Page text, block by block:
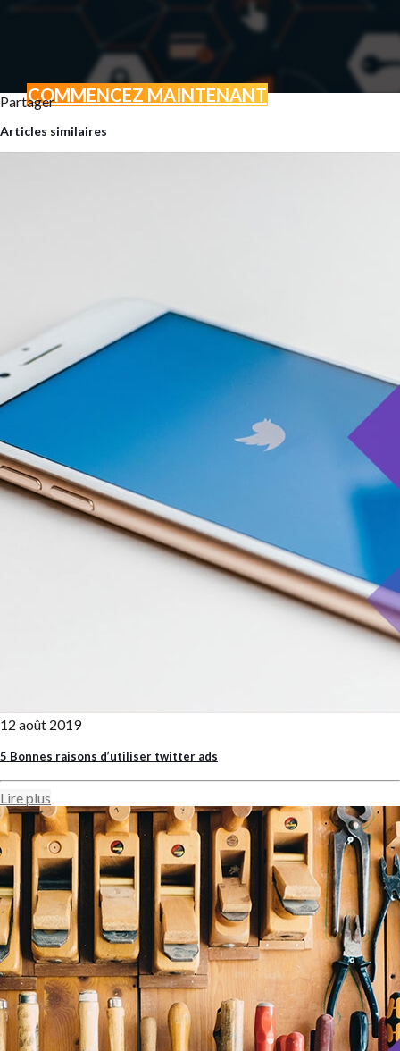
COMMENCEZ MAINTENANT
Partager
Articles similaires
12 août 2019
5 Bonnes raisons d’utiliser twitter ads
Lire plus